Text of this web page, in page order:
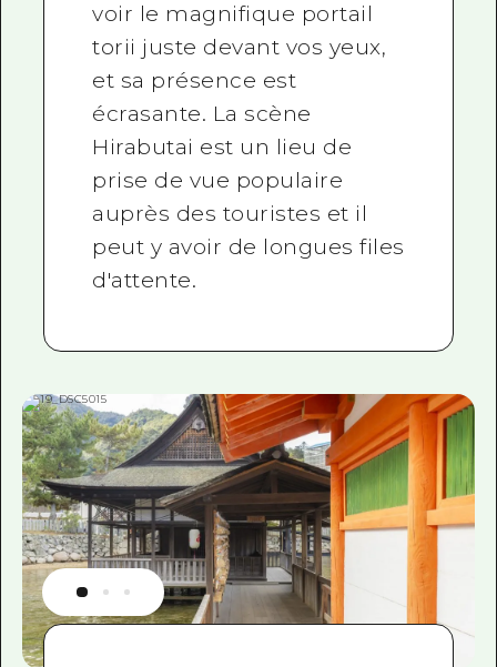
voir le magnifique portail
torii juste devant vos yeux,
et sa présence est
écrasante. La scène
Hirabutai est un lieu de
prise de vue populaire
auprès des touristes et il
peut y avoir de longues files
d'attente.